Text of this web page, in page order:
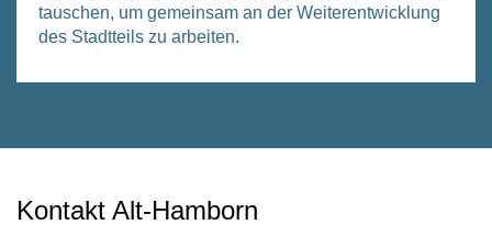
tau­schen, um gemein­sam an der Wei­ter­ent­wick­lung
des Stadt­teils zu arbei­ten.
Kontakt Alt-Hamborn